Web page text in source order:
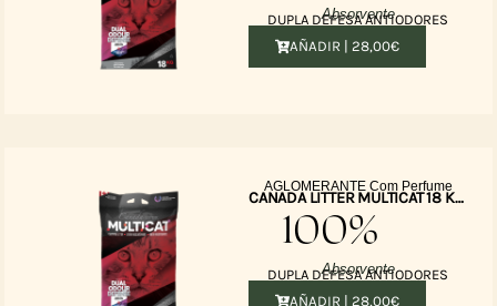
Absorvente
DUPLA DEFESA ANTIODORES
AÑADIR |28,00€
AGLOMERANTE Com Perfume
CANADA LITTER MULTICAT 18 KG – Perfume Alpino
100%
Absorvente
DUPLA DEFESA ANTIODORES
AÑADIR | 28,00€